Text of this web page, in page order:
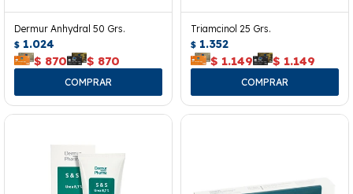
Dermur Anhydral 50 Grs.
$ 1.024
$ 870 $ 870
Triamcinol 25 Grs.
$ 1.352
$ 1.149 $ 1.149